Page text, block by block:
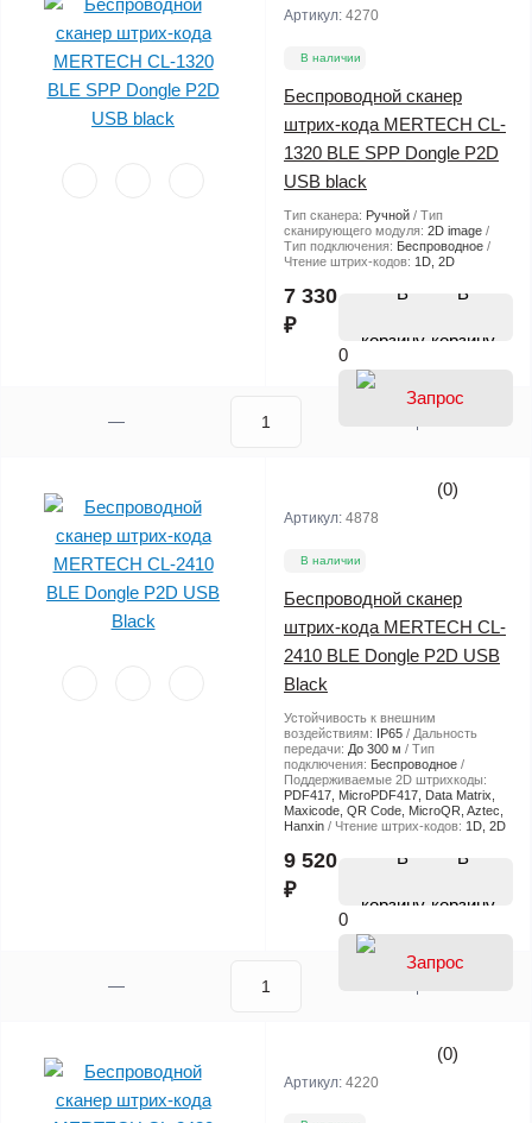
Артикул: 4270
В наличии
Беспроводной сканер
штрих-кода MERTECH CL-
1320 BLE SPP Dongle P2D
USB black
Тип сканера: Ручной
Тип
сканирующего модуля: 2D image
Тип подключения: Беспроводное
Чтение штрих-кодов: 1D, 2D
7 330
₽
В
корзину
0
(0)
Артикул: 4878
В наличии
Беспроводной сканер
штрих-кода MERTECH CL-
2410 BLE Dongle P2D USB
Black
Устойчивость к внешним
воздействиям: IP65
Дальность
передачи: До 300 м
Тип
подключения: Беспроводное
Поддерживаемые 2D штрихкоды:
PDF417, MicroPDF417, Data Matrix,
Maxicode, QR Code, MicroQR, Aztec,
Hanxin
Чтение штрих-кодов: 1D, 2D
9 520
₽
В
корзину
0
(0)
Артикул: 4220